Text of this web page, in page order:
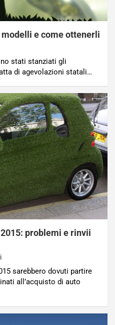
e come ottenerli
stati stanziati gli
di agevolazioni statali…
problemi e rinvii
sarebbero dovuti partire
all’acquisto di auto